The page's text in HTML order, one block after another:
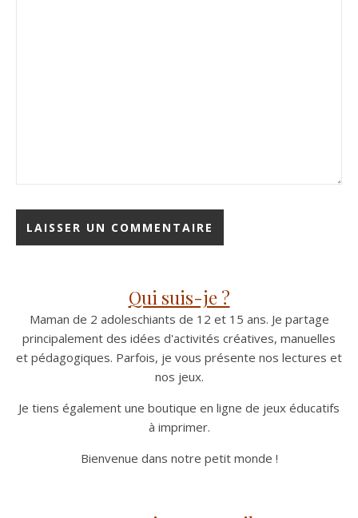
Qui suis-je ?
Maman de 2 adoleschiants de 12 et 15 ans. Je partage
principalement des idées d'activités créatives, manuelles
et pédagogiques. Parfois, je vous présente nos lectures et
nos jeux.
Je tiens également une boutique en ligne de jeux éducatifs
à imprimer.
Bienvenue dans notre petit monde !